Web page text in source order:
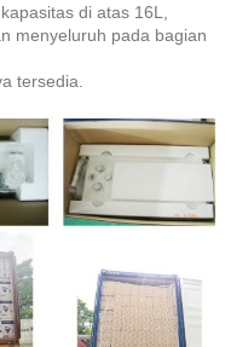
di atas 16L,
menyeluruh pada bagian
tersedia.